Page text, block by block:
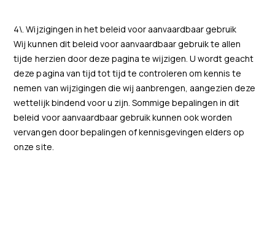
4\. Wijzigingen in het beleid voor aanvaardbaar gebruik
Wij kunnen dit beleid voor aanvaardbaar gebruik te allen
tijde herzien door deze pagina te wijzigen. U wordt geacht
deze pagina van tijd tot tijd te controleren om kennis te
nemen van wijzigingen die wij aanbrengen, aangezien deze
wettelijk bindend voor u zijn. Sommige bepalingen in dit
beleid voor aanvaardbaar gebruik kunnen ook worden
vervangen door bepalingen of kennisgevingen elders op
onze site.